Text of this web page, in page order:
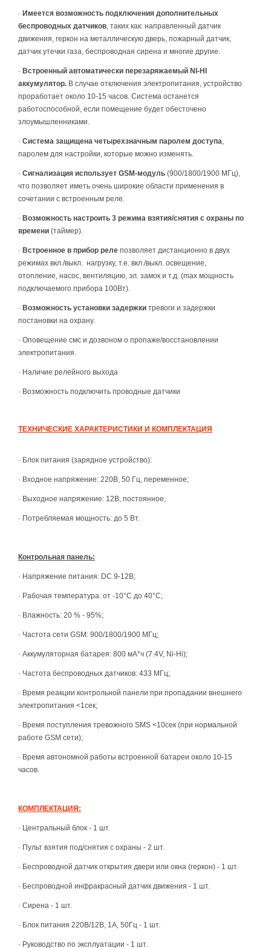
· Имеется возможность подключения дополнительных
беспроводных датчиков, таких как: направленный датчик
движения, геркон на металлическую дверь, пожарный датчик,
датчик утечки газа, беспроводная сирена и многие другие.
· Встроенный автоматически перезаряжаемый NI-HI
аккумулятор. В случае отключения электропитания, устройство
проработает около 10-15 часов. Система останется
работоспособной, если помещение будет обесточено
злоумышленниками.
· Система защищена четырехзначным паролем доступа,
паролем для настройки, которые можно изменять.
· Сигнализация использует GSM-модуль (900/1800/1900 МГц),
что позволяет иметь очень широкие области применения в
сочетании с встроенным реле.
· Возможность настроить 3 режима взятия/снятия с охраны по
времени (таймер).
· Встроенное в прибор реле позволяет дистанционно в двух
режимах вкл./выкл. нагрузку, т.е. вкл./выкл. освещение,
отопление, насос, вентиляцию, эл. замок и т.д. (max мощность
подключаемого прибора 100Вт).
· Возможность установки задержки тревоги и задержки
постановки на охрану.
· Оповещение смс и дозвоном о пропаже/восстановлении
электропитания.
· Наличие релейного выхода
· Возможность подключить проводные датчики
ТЕХНИЧЕСКИЕ ХАРАКТЕРИСТИКИ И КОМПЛЕКТАЦИЯ
· Блок питания (зарядное устройство):
· Входное напряжение: 220В, 50 Гц, переменное;
· Выходное напряжение: 12В, постоянное;
· Потребляемая мощность: до 5 Вт.
Контрольная панель:
· Напряжение питания: DC 9-12В;
· Рабочая температура: от -10°С до 40°С;
· Влажность: 20 % - 95%;
· Частота сети GSM: 900/1800/1900 МГц;
· Аккумуляторная батарея: 800 мА*ч (7.4V, Ni-Hi);
· Частота беспроводных датчиков: 433 МГц;
· Время реакции контрольной панели при пропадании внешнего
электропитания <1сек;
· Время поступления тревожного SMS <10сек (при нормальной
работе GSM сети);
· Время автономной работы встроенной батареи около 10-15
часов.
КОМПЛЕКТАЦИЯ:
· Центральный блок - 1 шт.
· Пульт взятия под/снятия с охраны - 2 шт.
· Беспроводной датчик открытия двери или окна (геркон) - 1 шт.
· Беспроводной инфракрасный датчик движения - 1 шт.
· Сирена - 1 шт.
· Блок питания 220В/12В, 1А, 50Гц - 1 шт.
· Руководство по эксплуатации - 1 шт.